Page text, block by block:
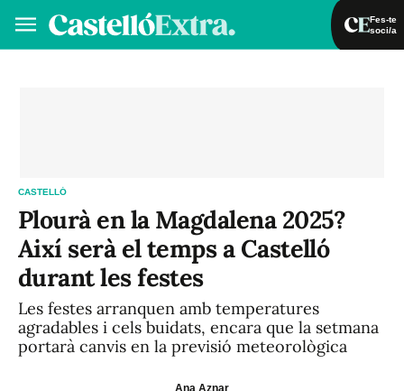
Fes-te
soci/a
CASTELLÓ
Plourà en la Magdalena 2025?
Així serà el temps a Castelló
durant les festes
Les festes arranquen amb temperatures
agradables i cels buidats, encara que la setmana
portarà canvis en la previsió meteorològica
Ana Aznar